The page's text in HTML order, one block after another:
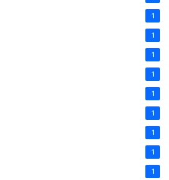
1
1
1
1
1
1
1
1
1